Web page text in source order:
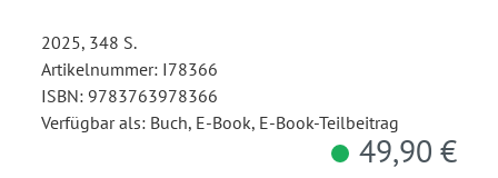
2025, 348 S.
Artikelnummer: I78366
ISBN: 9783763978366
Verfügbar als: Buch, E-Book, E-Book-Teilbeitrag
49,90 €